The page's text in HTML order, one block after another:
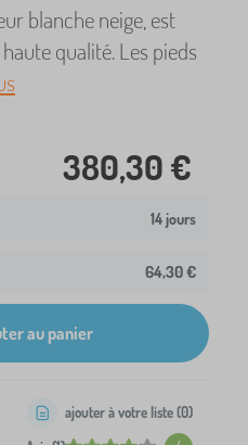
blanche neige, est
qualité. Les pieds
380,30 €
14 jours
64,30 €
au panier
ajouter à votre liste (0)